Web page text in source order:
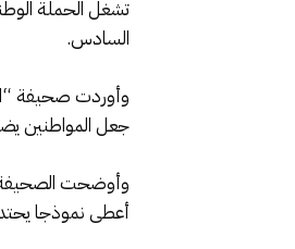
تشغل الحملة
السادس.
وأوردت صحيفة
جعل المواطنين
وأوضحت الصحيفة
أعطى نموذجا